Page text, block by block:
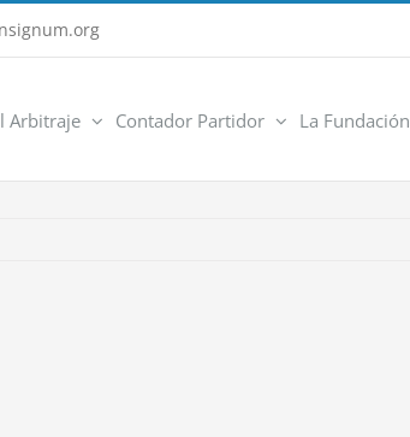
Arbitraje Contador Partidor La Fundación